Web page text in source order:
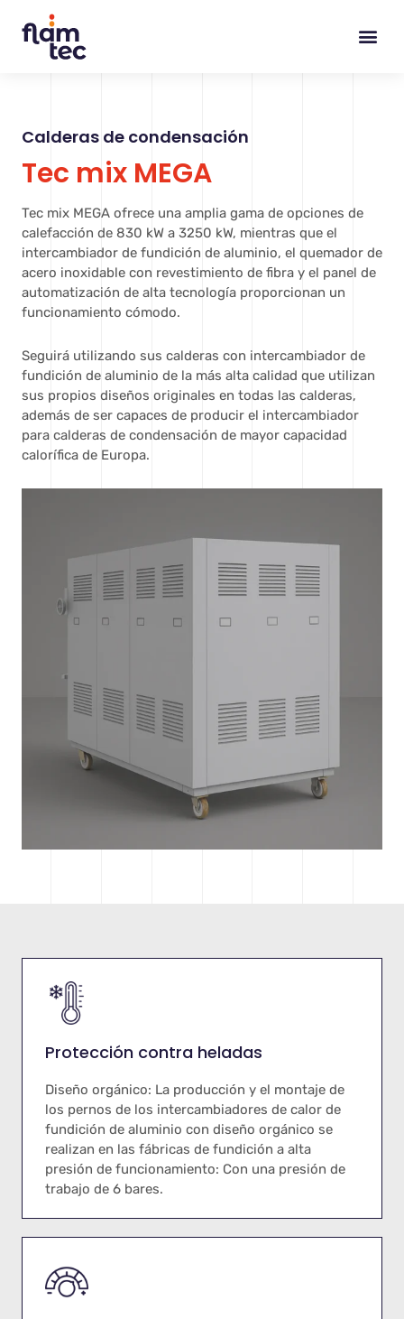
contenido
Calderas de condensación
Tec mix MEGA
Tec mix MEGA ofrece una amplia gama de opciones de
calefacción de 830 kW a 3250 kW, mientras que el
intercambiador de fundición de aluminio, el quemador de
acero inoxidable con revestimiento de fibra y el panel de
automatización de alta tecnología proporcionan un
funcionamiento cómodo.
Seguirá utilizando sus calderas con intercambiador de
fundición de aluminio de la más alta calidad que utilizan
sus propios diseños originales en todas las calderas,
además de ser capaces de producir el intercambiador
para calderas de condensación de mayor capacidad
calorífica de Europa.
Protección contra heladas
Diseño orgánico: La producción y el montaje de
los pernos de los intercambiadores de calor de
fundición de aluminio con diseño orgánico se
realizan en las fábricas de fundición a alta
presión de funcionamiento: Con una presión de
trabajo de 6 bares.